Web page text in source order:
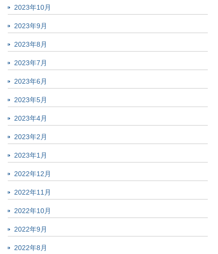
2023年10月
2023年9月
2023年8月
2023年7月
2023年6月
2023年5月
2023年4月
2023年2月
2023年1月
2022年12月
2022年11月
2022年10月
2022年9月
2022年8月